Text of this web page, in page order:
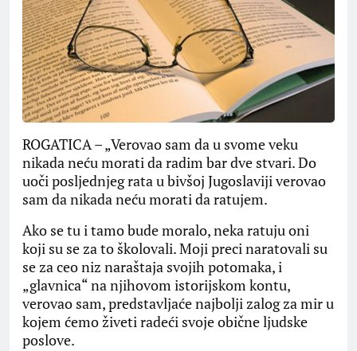
ROGATICA – „Verovao sam da u svome veku
nikada neću morati da radim bar dve stvari. Do
uoči posljednjeg rata u bivšoj Jugoslaviji verovao
sam da nikada neću morati da ratujem.
Ako se tu i tamo bude moralo, neka ratuju oni
koji su se za to školovali. Moji preci naratovali su
se za ceo niz naraštaja svojih potomaka, i
„glavnica“ na njihovom istorijskom kontu,
verovao sam, predstavljaće najbolji zalog za mir u
kojem ćemo živeti radeći svoje obične ljudske
poslove.